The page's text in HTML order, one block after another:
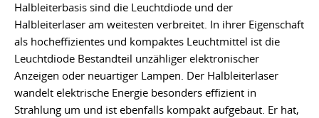
Halbleiterbasis sind die Leuchtdiode und der
Halbleiterlaser am weitesten verbreitet. In ihrer Eigenschaft
als hocheffizientes und kompaktes Leuchtmittel ist die
Leuchtdiode Bestandteil unzähliger elektronischer
Anzeigen oder neuartiger Lampen. Der Halbleiterlaser
wandelt elektrische Energie besonders effizient in
Strahlung um und ist ebenfalls kompakt aufgebaut. Er hat,